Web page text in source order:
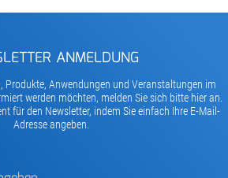
ANMELDUNG
Produkte, Anwendungen und Veranstaltungen im
werden möchten, melden Sie sich bitte hier an.
für den Newsletter, indem Sie einfach Ihre E-Mail-
Adresse angeben.